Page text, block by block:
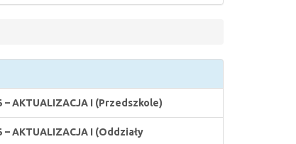
– AKTUALIZACJA I (Przedszkole)
– AKTUALIZACJA I (Oddziały